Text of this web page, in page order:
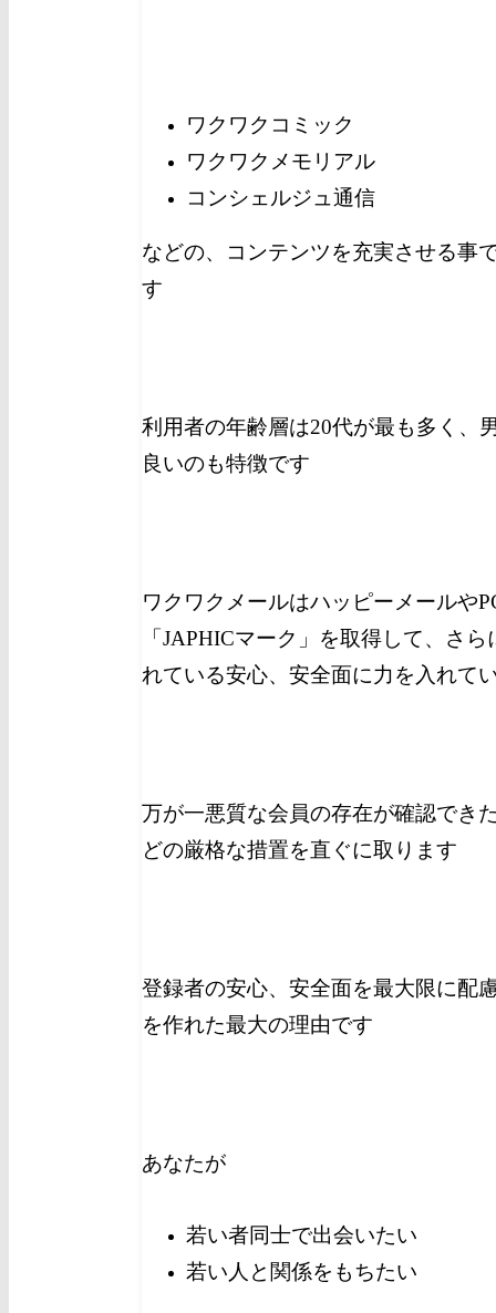
ワクワクコミック
ワクワクメモリアル
コンシェルジュ通信
などの、コンテンツを充実させる事
す
利用者の年齢層は20代が最も多く、
良いのも特徴です
ワクワクメールはハッピーメールや
「JAPHICマーク」を取得して、さ
れている安心、安全面に力を入れて
万が一悪質な会員の存在が確認でき
どの厳格な措置を直ぐに取ります
登録者の安心、安全面を最大限に配
を作れた最大の理由です
あなたが
若い者同士で出会いたい
若い人と関係をもちたい